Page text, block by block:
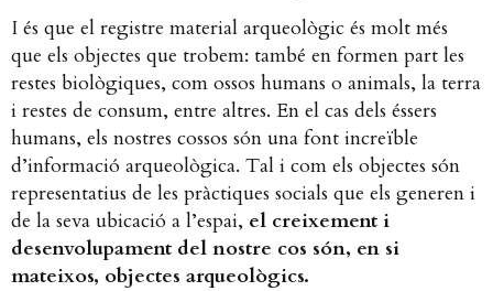
I és que el registre material arqueològic és molt més
que els objectes que trobem: també en formen part les
restes biològiques, com ossos humans o animals, la terra
i restes de consum, entre altres. En el cas dels éssers
humans, els nostres cossos són una font increïble
d’informació arqueològica. Tal i com els objectes són
representatius de les pràctiques socials que els generen i
de la seva ubicació a l’espai, el creixement i
desenvolupament del nostre cos són, en si
mateixos, objectes arqueològics.